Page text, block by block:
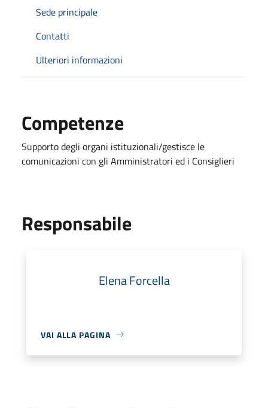
Sede principale
Contatti
Ulteriori informazioni
Competenze
Supporto degli organi istituzionali/gestisce le
comunicazioni con gli Amministratori ed i Consiglieri
Responsabile
Elena Forcella
VAI ALLA PAGINA